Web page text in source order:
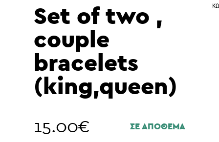
Set of two ,
couple
bracelets
(king,queen)
15.00€ ΣΕ ΑΠΟΘΕΜΑ